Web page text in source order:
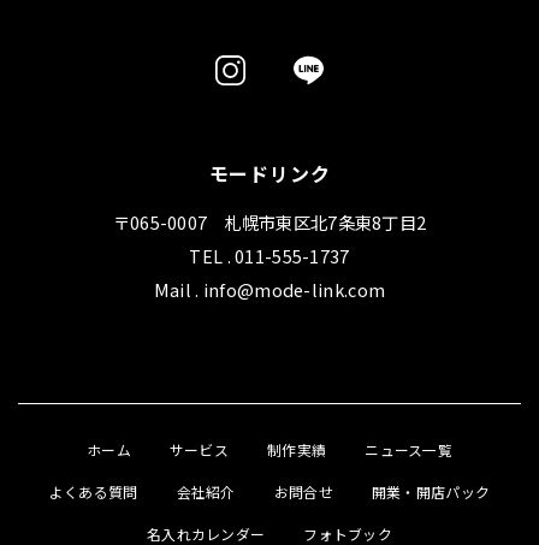
モードリンク
〒065-0007 札幌市東区北7条東8丁目2
TEL . 011-555-1737
Mail . info@mode-link.com
ホーム サービス 制作実績 ニュース一覧
よくある質問 会社紹介 お問合せ 開業・開店パック
名入れカレンダー フォトブック